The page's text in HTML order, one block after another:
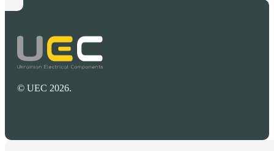
© UEC 2026.